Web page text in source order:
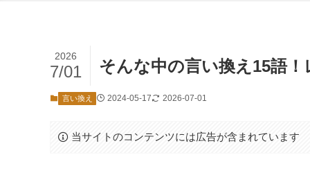
そんな中の言い換え15語
2026
7/01
言い換え 2024-05-17 2026-07-01
当サイトのコンテンツには広告が含まれています